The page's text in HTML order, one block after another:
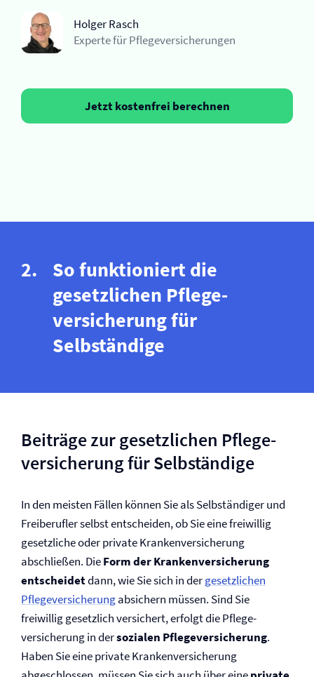
Holger Rasch
Experte für Pflege­versicherungen
Jetzt kostenfrei berechnen
So funktioniert die
gesetzlichen Pflege­
versicherung für
Selbständige
Beiträge zur gesetzlichen Pflege­
versicherung für Selbständige
In den meisten Fällen können Sie als Selbständiger und
Freiberufler selbst entscheiden, ob Sie eine freiwillig
gesetzliche oder private Kranken­versicherung
abschließen. DieForm der Kranken­versicherung
entscheidetdann, wie Sie sich in dergesetzlichen
Pflege­versicherungabsichern müssen. Sind Sie
freiwillig gesetzlich versichert, erfolgt die Pflege­
versicherung in dersozialen Pflege­versicherung.
Haben Sie eine private Kranken­versicherung